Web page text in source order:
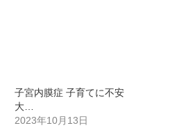
子宮内膜症 子育てに不安
大…
2023年10月13日